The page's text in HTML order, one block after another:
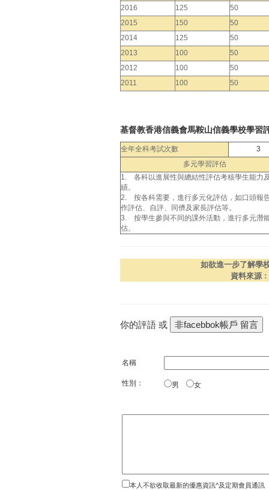
2016
125
50
2015
150
50
2014
125
50
2013
100
50
2012
100
50
2011
100 50
基督教香港信義會馬鞍山信義學校學習
全年全科考試次數
3
多元學習評估
1. 各科以進展性與總結性評估考核學生能力
績。
2. 按各科需要，進行多元化評估，如口頭報
作評估、自評、同儕及家長評估等。
3. 按學生參與不同的課外活動，進行多元潛
估。
如欲進一步了解學
資料來源﹕
你的評語 或
名稱
性別： 男 女
本人不欲收取最新的優惠資訊^及定期會員通訊